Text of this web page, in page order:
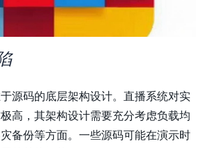
源码的底层架构设计。直播系统对实
高，其架构设计需要充分考虑负载均
备份等方面。一些源码可能在演示时